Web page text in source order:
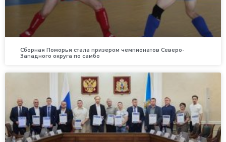
Сборная Поморья стала призером чемпионатов Северо-
Западного округа по самбо